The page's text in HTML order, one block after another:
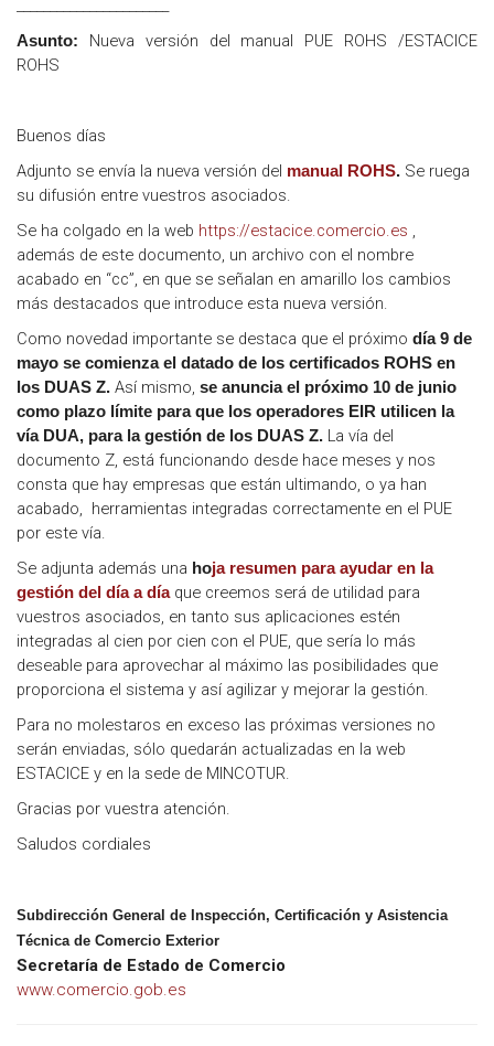
Asunto:
Nueva versión del manual PUE ROHS /ESTACICE
ROHS
Buenos días
Adjunto se envía la nueva versión del manual ROHS. Se ruega
su difusión entre vuestros asociados.
Se ha colgado en la web https://estacice.comercio.es ,
además de este documento, un archivo con el nombre
acabado en “cc”, en que se señalan en amarillo los cambios
más destacados que introduce esta nueva versión.
Como novedad importante se destaca que el próximo día 9 de
mayo se comienza el datado de los certificados ROHS en
los DUAS Z. Así mismo, se anuncia el próximo 10 de junio
como plazo límite para que los operadores EIR utilicen la
vía DUA, para la gestión de los DUAS Z. La vía del
documento Z, está funcionando desde hace meses y nos
consta que hay empresas que están ultimando, o ya han
acabado, herramientas integradas correctamente en el PUE
por este vía.
Se adjunta además una hoja resumen para ayudar en la
gestión del día a díaque creemos será de utilidad para
vuestros asociados, en tanto sus aplicaciones estén
integradas al cien por cien con el PUE, que sería lo más
deseable para aprovechar al máximo las posibilidades que
proporciona el sistema y así agilizar y mejorar la gestión.
Para no molestaros en exceso las próximas versiones no
serán enviadas, sólo quedarán actualizadas en la web
ESTACICE y en la sede de MINCOTUR.
Gracias por vuestra atención.
Saludos cordiales
Subdirección General de Inspección, Certificación y Asistencia
Técnica de Comercio Exterior
Secretaría de Estado de Comercio
www.comercio.gob.es